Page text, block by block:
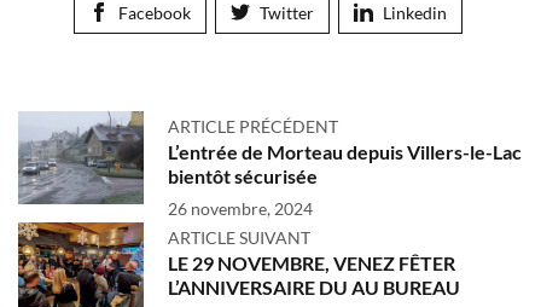
Facebook Twitter Linkedin
ARTICLE PRÉCÉDENT
L’entrée de Morteau depuis Villers-le-Lac
bientôt sécurisée
26 novembre, 2024
ARTICLE SUIVANT
LE 29 NOVEMBRE, VENEZ FÊTER
L’ANNIVERSAIRE DU AU BUREAU